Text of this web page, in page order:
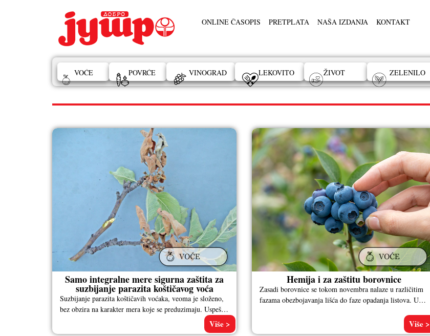
ONLINE ČASOPIS PRETPLATA NAŠA IZDANJA KONTAKT
VOĆE POVRĆE VINOGRAD LEKOVITO ŽIVOT ZELENILO
STRUKA
Samo integralne mere sigurna zaštita za
suzbijanje parazita koštičavog voća
Suzbijanje parazita koštičavih voćaka, veoma je složeno,
bez obzira na karakter mera koje se preduzimaju. Uspešna
Više >
Hemija i za zaštitu borovnice
Zasadi borovnice se tokom novembra nalaze u različitim
fazama obezbojavanja lišća do faze opadanja listova. U
Više >